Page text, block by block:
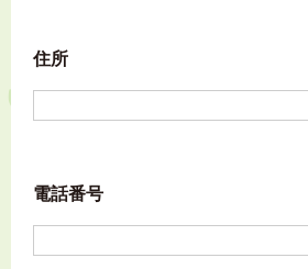
住所
電話番号